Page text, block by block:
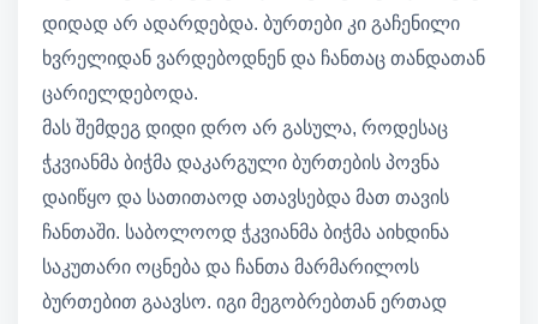
დიდად არ ადარდებდა. ბურთები კი გაჩენილი
ხვრელიდან ვარდებოდნენ და ჩანთაც თანდათან
ცარიელდებოდა.
მას შემდეგ დიდი დრო არ გასულა, როდესაც
ჭკვიანმა ბიჭმა დაკარგული ბურთების პოვნა
დაიწყო და სათითაოდ ათავსებდა მათ თავის
ჩანთაში. საბოლოოდ ჭკვიანმა ბიჭმა აიხდინა
საკუთარი ოცნება და ჩანთა მარმარილოს
ბურთებით გაავსო. იგი მეგობრებთან ერთად